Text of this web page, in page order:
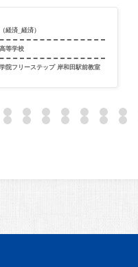
経済_経済）
等学校
院フリーステップ 岸和田駅前教室